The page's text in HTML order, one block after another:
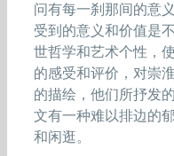
问有每一刹那间的意
受到的意义和价值是
世哲学和艺术个性，
的感受和评价，对崇
的描绘，他们所抒发
文有一种难以排边的
和闲逛。